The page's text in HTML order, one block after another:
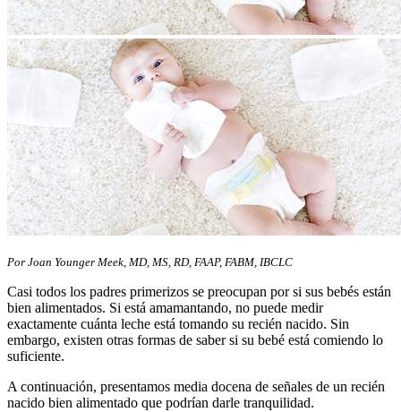
​Por Joan Younger Meek, MD, MS, RD, FAAP, FABM, IBCLC
Casi todos los padres primerizos se preocupan por si sus bebés están
bien alimentados. Si está amamantando, no puede medir
exactamente cuánta leche está tomando su recién nacido. Sin
embargo, existen otras formas de saber si su bebé está comiendo lo
suficiente.
A continuación, presentamos media docena de señales de un recién
nacido bien alimentado que podrían darle tranquilidad.